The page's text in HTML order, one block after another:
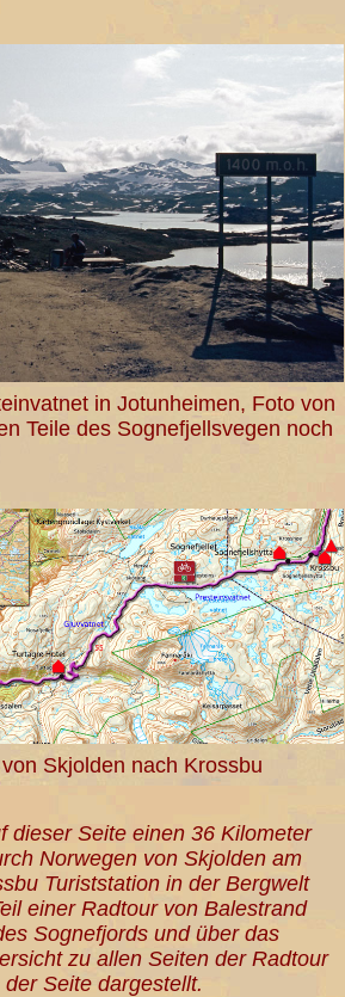
in Jotunheimen, Foto von
Teile des Sognefjellsvegen noch
Skjolden nach Krossbu
dieser Seite einen 36 Kilometer
Norwegen von Skjolden am
Turiststation in der Bergwelt
einer Radtour von Balestrand
Sognefjords und über das
zu allen Seiten der Radtour
Seite dargestellt.